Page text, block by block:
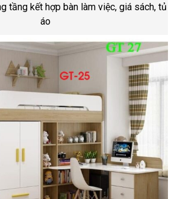
kết hợp bàn làm việc, giá sách, tủ
áo